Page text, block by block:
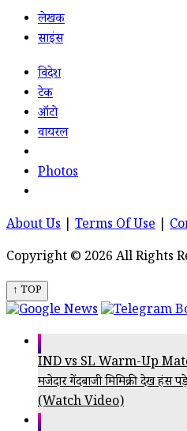
लेखक
साइंस
विदेश
टेक
ऑटो
वायरल
Photos
About Us Terms Of Use
Copyright © 2026 All Rights
↑ TOP
IND vs SL Warm-Up Match:
मजेदार गेंदबाजी मिमिक्री देख हंस
(Watch Video)